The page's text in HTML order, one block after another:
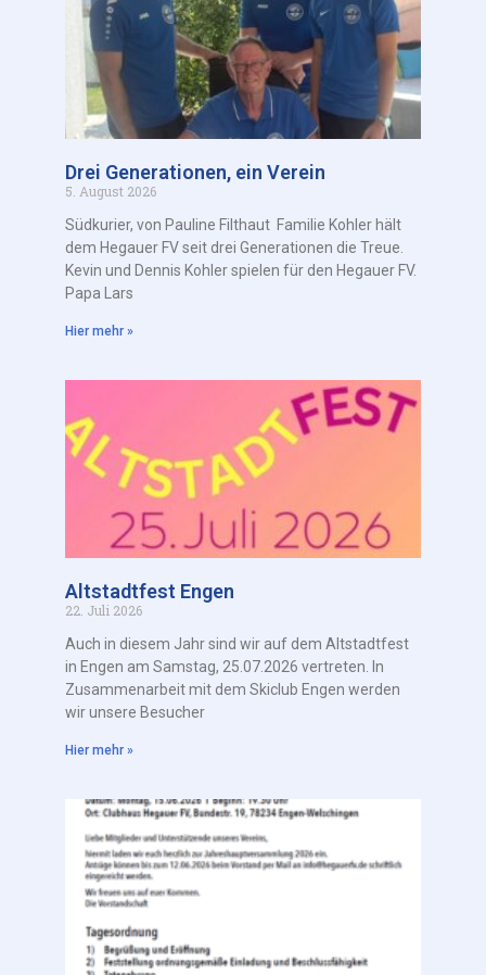
Drei Generationen, ein Verein
5. August 2026
Südkurier, von Pauline Filthaut Familie Kohler hält
dem Hegauer FV seit drei Generationen die Treue.
Kevin und Dennis Kohler spielen für den Hegauer FV.
Papa Lars
Hier mehr »
Altstadtfest Engen
22. Juli 2026
Auch in diesem Jahr sind wir auf dem Altstadtfest
in Engen am Samstag, 25.07.2026 vertreten. In
Zusammenarbeit mit dem Skiclub Engen werden
wir unsere Besucher
Hier mehr »